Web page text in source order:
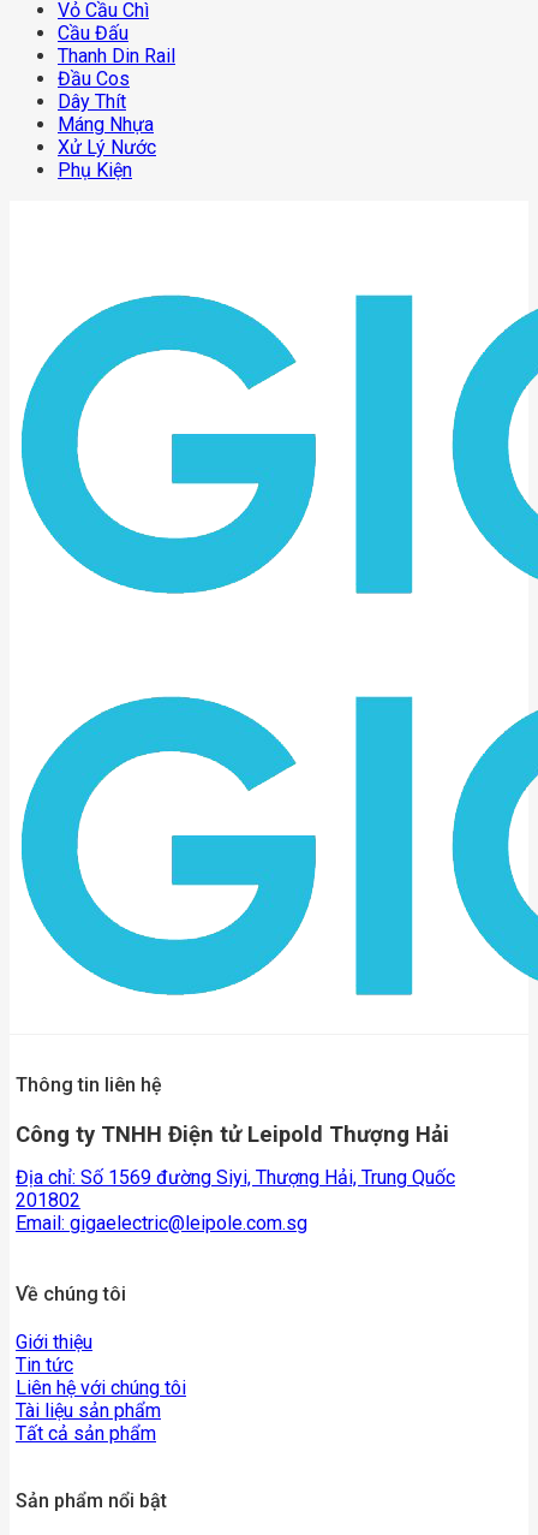
Vỏ Cầu Chì
Cầu Đấu
Thanh Din Rail
Đầu Cos
Dây Thít
Máng Nhựa
Xử Lý Nước
Phụ Kiện
Thông tin liên hệ
Công ty TNHH Điện tử Leipold Thượng Hải
Địa chỉ: Số 1569 đường Siyi, Thượng Hải, Trung Quốc
201802
Email: gigaelectric@leipole.com.sg
Về chúng tôi
Giới thiệu
Tin tức
Liên hệ với chúng tôi
Tài liệu sản phẩm
Tất cả sản phẩm
Sản phẩm nổi bật